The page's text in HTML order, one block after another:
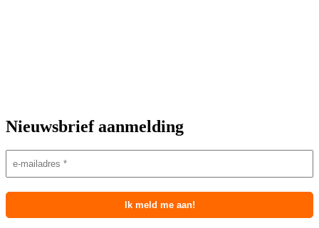
Nieuwsbrief aanmelding